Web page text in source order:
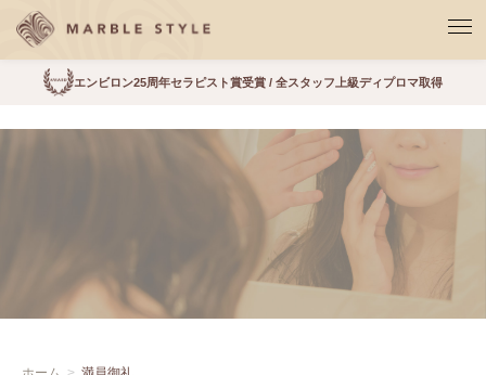
エンビロン25周年セラピスト賞受賞 / 全スタッフ上級ディプロマ取得